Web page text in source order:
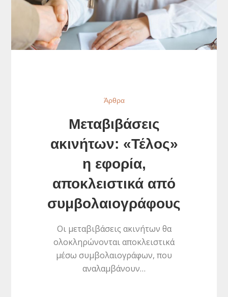
Άρθρα
Μεταβιβάσεις
ακινήτων: «Τέλος»
η εφορία,
αποκλειστικά από
συμβολαιογράφους
Οι μεταβιβάσεις ακινήτων θα
ολοκληρώνονται αποκλειστικά
μέσω συμβολαιογράφων, που
αναλαμβάνουν…